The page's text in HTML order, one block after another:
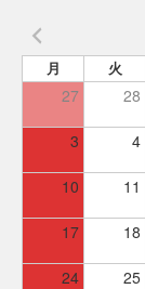
月 火
27 28
3 4
10 11
17 18
24 25